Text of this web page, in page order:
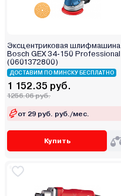
Эксцентриковая шлифмашина
Bosch GEX 34-150 Professional
(0601372800)
ДОСТАВИМ ПО МИНСКУ БЕСПЛАТНО
1 152.35 руб.
1256.06 руб.
от 29 руб. руб./мес.
Купить